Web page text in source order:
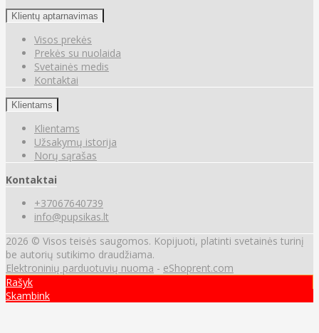
Klientų aptarnavimas
Visos prekės
Prekės su nuolaida
Svetainės medis
Kontaktai
Klientams
Klientams
Užsakymų istorija
Norų sąrašas
Kontaktai
+37067640739
info@pupsikas.lt
2026 © Visos teisės saugomos. Kopijuoti, platinti svetainės turinį
be autorių sutikimo draudžiama.
Elektroninių parduotuvių nuoma - eShoprent.com
Rašyk
Skambink